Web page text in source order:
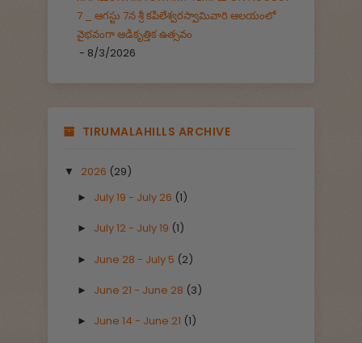
7 _ ఆగస్టు 7న శ్రీ కపిలేశ్వరస్వామివారి ఆలయంలో
వైభవంగా ఆడికృత్తిక ఉత్సవం
- 8/3/2026
TIRUMALAHILLS ARCHIVE
▼ 2026 (29)
► July 19 - July 26 (1)
► July 12 - July 19 (1)
► June 28 - July 5 (2)
► June 21 - June 28 (3)
► June 14 - June 21 (1)